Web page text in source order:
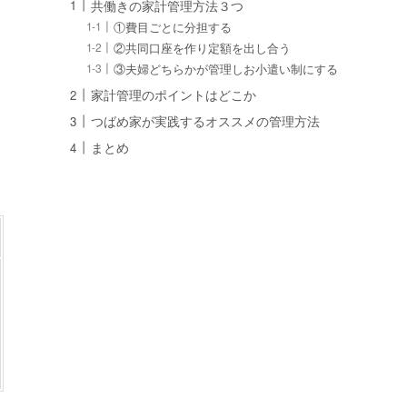
共働きの家計管理方法３つ
①費目ごとに分担する
②共同口座を作り定額を出し合う
③夫婦どちらかが管理しお小遣い制にする
家計管理のポイントはどこか
つばめ家が実践するオススメの管理方法
まとめ